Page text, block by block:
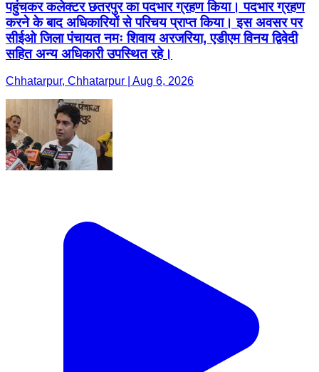
पहुंचकर कलेक्टर छतरपुर का पदभार ग्रहण किया। पदभार ग्रहण
करने के बाद अधिकारियों से परिचय प्राप्त किया। इस अवसर पर
सीईओ जिला पंचायत नमः शिवाय अरजरिया, एडीएम विनय द्विवेदी
सहित अन्य अधिकारी उपस्थित रहे।
Chhatarpur, Chhatarpur | Aug 6, 2026